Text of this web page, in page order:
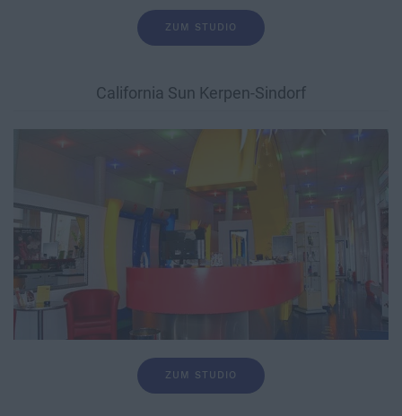
ZUM STUDIO
California Sun Kerpen-Sindorf
ZUM STUDIO